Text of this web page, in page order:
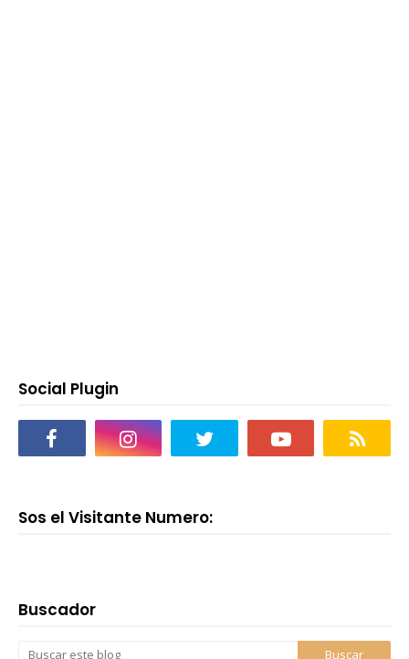
Social Plugin
Sos el Visitante Numero:
Buscador